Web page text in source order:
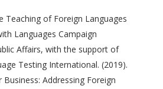
Teaching of Foreign Languages
Languages Campaign
Affairs, with the support of
Testing International. (2019).
Business: Addressing Foreign